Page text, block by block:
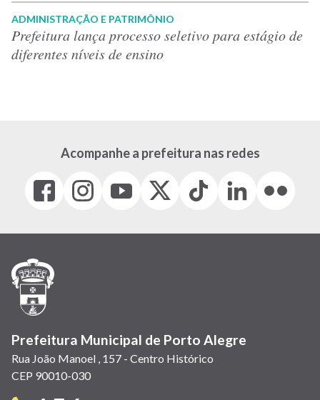
ADMINISTRAÇÃO E PATRIMÔNIO
Prefeitura lança processo seletivo para estágio de
diferentes níveis de ensino
Acompanhe a prefeitura nas redes
Facebook
(link
em
janela)
Instagram
(link
em
(link
em
(Antigo
(link
Tiktok
(link
em
LinkedIn
(link
em
(link
em
Prefeitura Municipal de Porto Alegre
Rua João Manoel , 157 - Centro Histórico
CEP 90010-030